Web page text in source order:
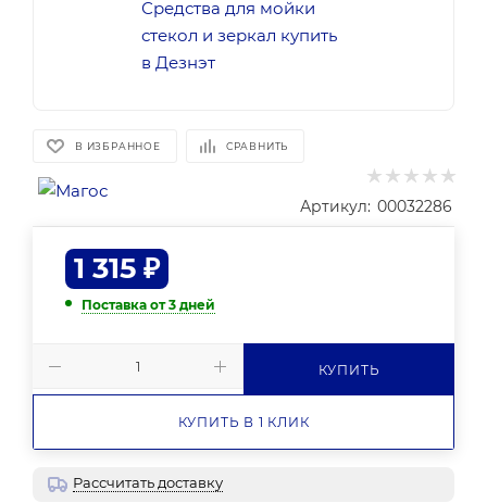
В ИЗБРАННОЕ СРАВНИТЬ
Артикул: 00032286
1 315 ₽
Поставка от 3 дней
КУПИТЬ
КУПИТЬ В 1 КЛИК
Рассчитать доставку